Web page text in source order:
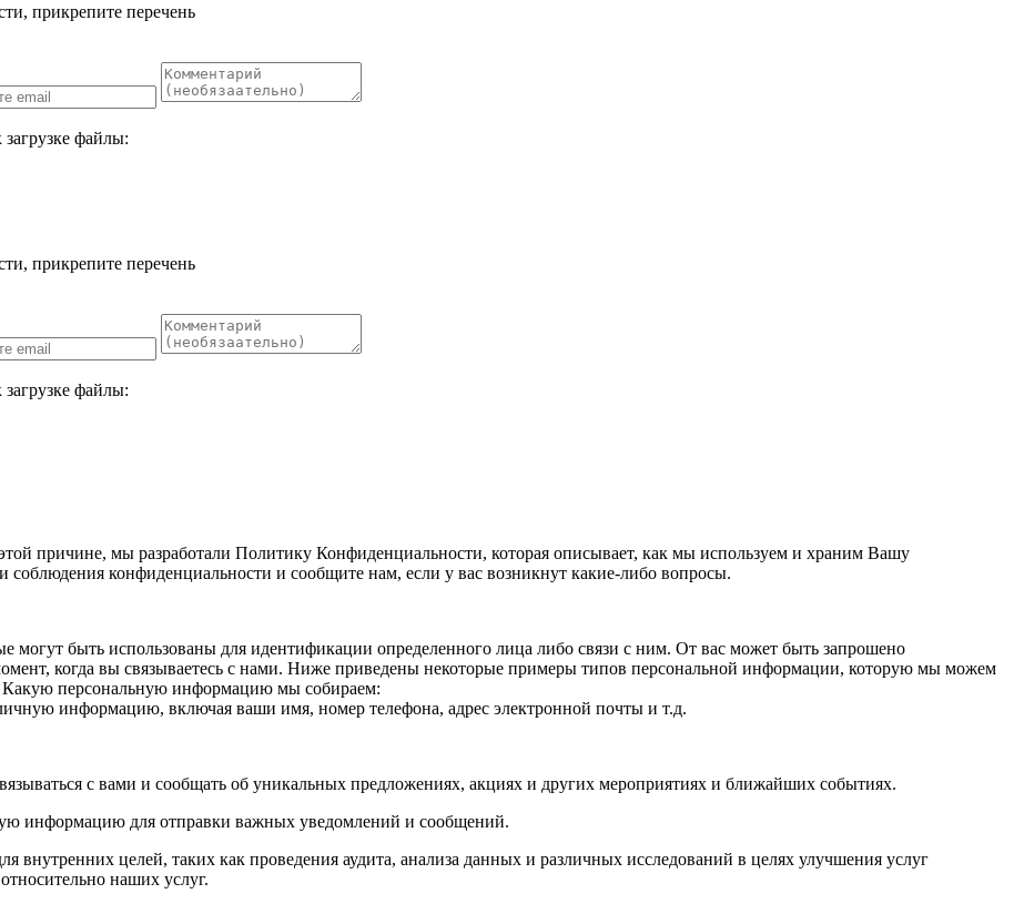
прикрепите перечень
файлы:
прикрепите перечень
файлы:
причине, мы разработали Политику Конфиденциальности, которая описывает, как мы используем и храним Вашу
конфиденциальности и сообщите нам, если у вас возникнут какие-либо вопросы.
быть использованы для идентификации определенного лица либо связи с ним. От вас может быть запрошено
когда вы связываетесь с нами. Ниже приведены некоторые примеры типов персональной информации, которую мы можем
персональную информацию мы собираем:
информацию, включая ваши имя, номер телефона, адрес электронной почты и т.д.
с вами и сообщать об уникальных предложениях, акциях и других мероприятиях и ближайших событиях.
информацию для отправки важных уведомлений и сообщений.
целей, таких как проведения аудита, анализа данных и различных исследований в целях улучшения услуг
наших услуг.